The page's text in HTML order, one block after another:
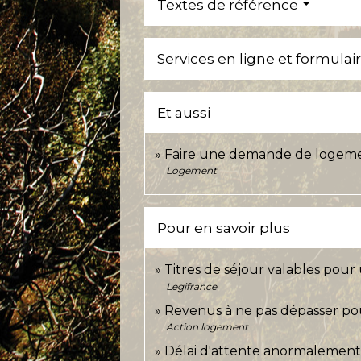
Textes de référence
Services en ligne et
Et aussi
Faire une demande de
Logement
Pour en savoir plus
Titres de séjour valables
Legifrance
Revenus à ne pas dépasser
Action logement
Délai d'attente